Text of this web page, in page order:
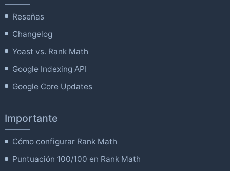
Reseñas
Changelog
Yoast vs. Rank Math
Google Indexing API
Google Core Updates
Importante
Cómo configurar Rank Math
Puntuación 100/100 en Rank Math